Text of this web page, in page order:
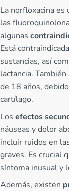
La norfloxacina
las
algunas
Está
sustancias, así
lactancia.
de 18 años,
cartílago.
Los efectos
náuseas y dolor
incluir ruidos en
graves. Es crucial
síntoma inusual y
Además, existen